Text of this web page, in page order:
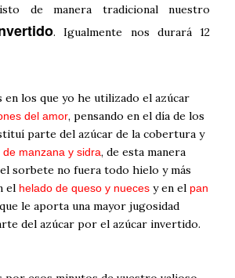
de manera tradicional nuestro
. Igualmente nos durará 12
en los que yo he utilizado el azúcar
del amor, pensando en el día de los
parte del azúcar de la cobertura y
de manzana y sidra, de esta manera
sorbete no fuera todo hielo y más
el helado de queso y nueces y en el pan
le aporta una mayor jugosidad
del azúcar por el azúcar invertido.